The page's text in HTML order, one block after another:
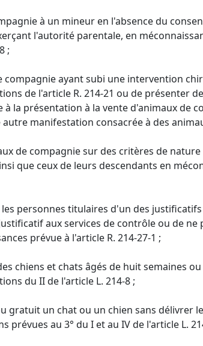
à un mineur en l'absence du
l'autorité parentale, en
;
compagnie ayant subi une intervention
de l'article R. 214-21 ou de présenter
la présentation à la vente d'animaux de
manifestation consacrée à des
de compagnie sur des critères de
que ceux de leurs descendants en
les personnes titulaires d'un des
aux services de contrôle ou de ne
prévue à l'article R. 214-27-1 ;
chiens et chats âgés de huit semaines
du II de l'article L. 214-8 ;
gratuit un chat ou un chien sans délivrer
prévues au 3° du I et au IV de l'article L.